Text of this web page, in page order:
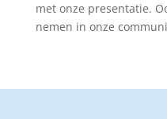
met onze presentatie.
nemen in onze